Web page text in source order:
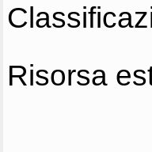
Risorsa